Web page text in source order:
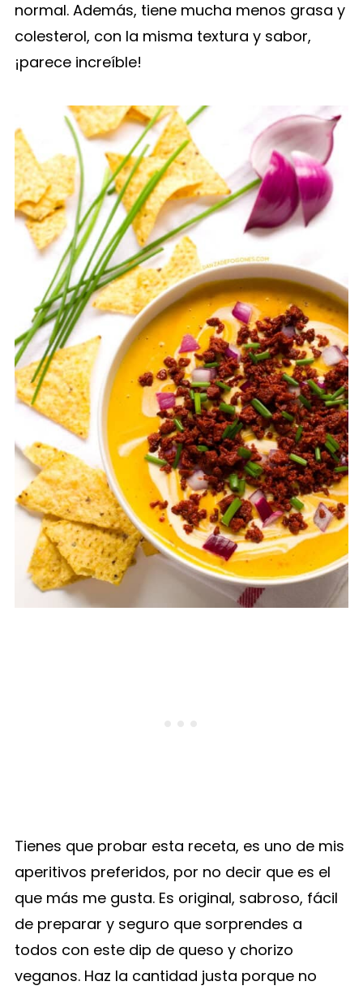
normal. Además, tiene mucha menos grasa y
colesterol, con la misma textura y sabor,
¡parece increíble!
Tienes que probar esta receta, es uno de mis
aperitivos preferidos, por no decir que es el
que más me gusta. Es original, sabroso, fácil
de preparar y seguro que sorprendes a
todos con este dip de queso y chorizo
veganos. Haz la cantidad justa porque no